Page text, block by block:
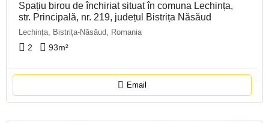
Spațiu birou de închiriat situat în comuna Lechința,
str. Principală, nr. 219, județul Bistrița Năsăud
Lechința, Bistrița-Năsăud, Romania
2 93m²
Email